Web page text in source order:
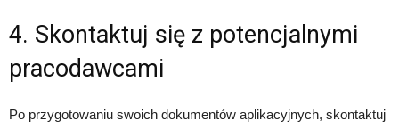
4. Skontaktuj się z potencjalnymi
pracodawcami
Po przygotowaniu swoich dokumentów aplikacyjnych, skontaktuj